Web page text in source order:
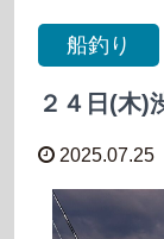
船釣り
２４日(木)
2025.07.25